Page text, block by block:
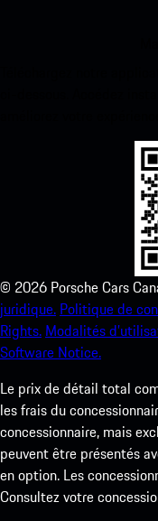
© 2026 Porsche Cars
juridique. Politique de
Rights. Modalités
Software Notice.
Le prix de détail total
les frais du
concessionnaire, mais
peuvent être présentés
en option. Les
Consultez votre